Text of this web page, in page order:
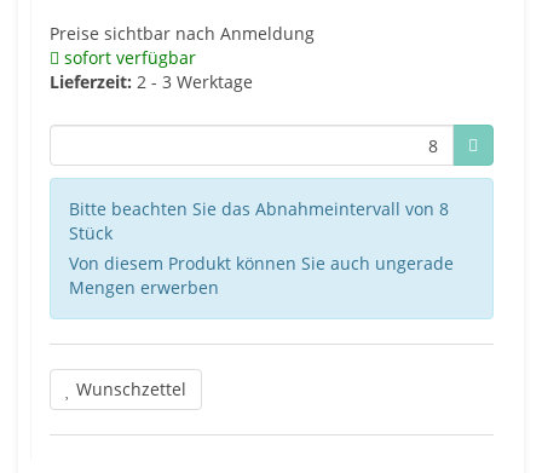
Preise sichtbar nach Anmeldung
sofort verfügbar
Lieferzeit: 2 - 3 Werktage
Bitte beachten Sie das Abnahmeintervall von 8
Stück
Von diesem Produkt können Sie auch ungerade
Mengen erwerben
Wunschzettel